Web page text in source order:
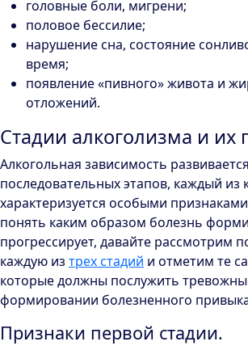
головные боли, мигрени;
половое бессилие;
нарушение сна, состояние
время;
появление «пивного» живота и
отложений.
Стадии алкоголизма и их
Алкогольная зависимость
последовательных этапов, каждый из
характеризуется особыми
понять каким образом болезнь
прогрессирует, давайте рассмотрим
каждую из трех стадий и отметим те
которые должны послужить
формировании болезненного
Признаки первой стадии.